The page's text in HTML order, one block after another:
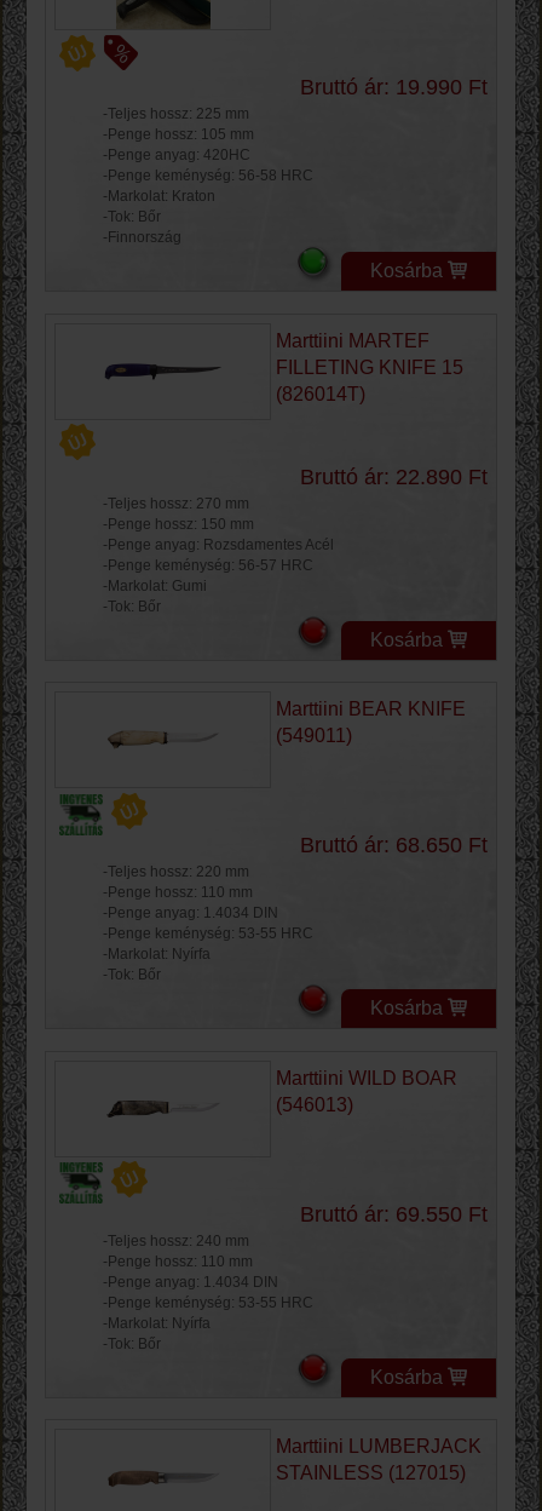
Bruttó ár: 19.990 Ft
-Teljes hossz: 225 mm
-Penge hossz: 105 mm
-Penge anyag: 420HC
-Penge keménység: 56-58 HRC
-Markolat: Kraton
-Tok: Bőr
-Finnország
Kosárba
Marttiini MARTEF
FILLETING KNIFE 15
(826014T)
Bruttó ár: 22.890 Ft
-Teljes hossz: 270 mm
-Penge hossz: 150 mm
-Penge anyag: Rozsdamentes Acél
-Penge keménység: 56-57 HRC
-Markolat: Gumi
-Tok: Bőr
Kosárba
Marttiini BEAR KNIFE
(549011)
Bruttó ár: 68.650 Ft
-Teljes hossz: 220 mm
-Penge hossz: 110 mm
-Penge anyag: 1.4034 DIN
-Penge keménység: 53-55 HRC
-Markolat: Nyírfa
-Tok: Bőr
Kosárba
Marttiini WILD BOAR
(546013)
Bruttó ár: 69.550 Ft
-Teljes hossz: 240 mm
-Penge hossz: 110 mm
-Penge anyag: 1.4034 DIN
-Penge keménység: 53-55 HRC
-Markolat: Nyírfa
-Tok: Bőr
Kosárba
Marttiini LUMBERJACK
STAINLESS (127015)